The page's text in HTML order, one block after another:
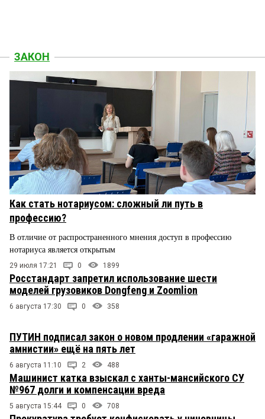
ЗАКОН
Как стать нотариусом: сложный ли путь в
профессию?
В отличие от распространенного мнения доступ в профессию
нотариуса является открытым
29 июля 17:21 0 1899
Росстандарт запретил использование шести
моделей грузовиков Dongfeng и Zoomlion
6 августа 17:30 0 358
ПУТИН подписал закон о новом продлении «гаражной
амнистии» ещё на пять лет
6 августа 11:10 2 488
Машинист катка взыскал с ханты-мансийского СУ
№967 долги и компенсации вреда
5 августа 15:44 0 708